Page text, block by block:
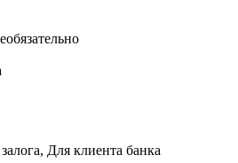
Для клиента банка